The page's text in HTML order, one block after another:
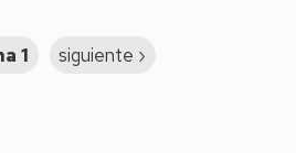
1
Siguiente
siguiente ›